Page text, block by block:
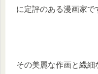
に定評のある漫画家で
その美麗な作画と繊